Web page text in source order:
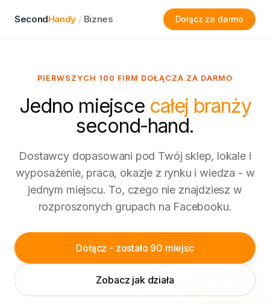
SecondHandy / Biznes Dołącz za darmo
PIERWSZYCH 100 FIRM DOŁĄCZA ZA DARMO
Jedno miejsce całej branży
second-hand.
Dostawcy dopasowani pod Twój sklep, lokale i
wyposażenie, praca, okazje z rynku i wiedza - w
jednym miejscu. To, czego nie znajdziesz w
rozproszonych grupach na Facebooku.
Dołącz - zostało 90 miejsc
Zobacz jak działa